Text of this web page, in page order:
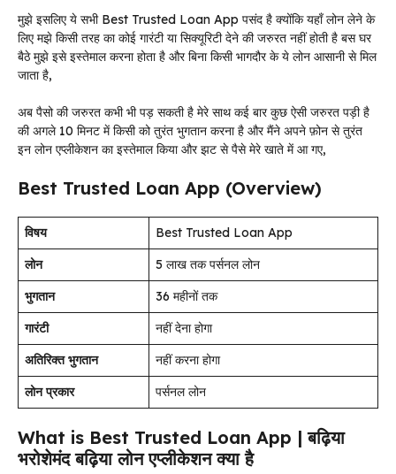
मुझे इसलिए ये सभी Best Trusted Loan App पसंद है क्योंकि यहाँ लोन लेने के
लिए मझे किसी तरह का कोई गारंटी या सिक्यूरिटी देने की जरुरत नहीं होती है बस घर
बैठे मुझे इसे इस्तेमाल करना होता है और बिना किसी भागदौर के ये लोन आसानी से मिल
जाता है,
अब पैसो की जरुरत कभी भी पड़ सकती है मेरे साथ कई बार कुछ ऐसी जरुरत पड़ी है
की अगले 10 मिनट में किसी को तुरंत भुगतान करना है और मैंने अपने फ़ोन से तुरंत
इन लोन एप्लीकेशन का इस्तेमाल किया और झट से पैसे मेरे खाते में आ गए,
Best Trusted Loan App (Overview)
विषय
Best Trusted Loan App
लोन
5 लाख तक पर्सनल लोन
भुगतान
36 महीनों तक
गारंटी
नहीं देना होगा
अतिरिक्त भुगतान
नहीं करना होगा
लोन प्रकार
पर्सनल लोन
What is Best Trusted Loan App | बढ़िया
भरोशेमंद बढ़िया लोन एप्लीकेशन क्या है